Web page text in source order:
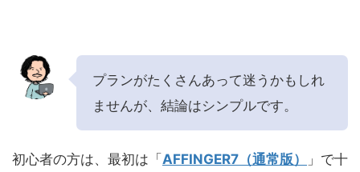
プランがたくさんあって迷うかもしれ
ませんが、結論はシンプルです。
初心者の方は、最初は「 AFFINGER7（通常版）
」で十